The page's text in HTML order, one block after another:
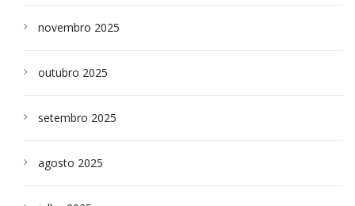
novembro 2025
outubro 2025
setembro 2025
agosto 2025